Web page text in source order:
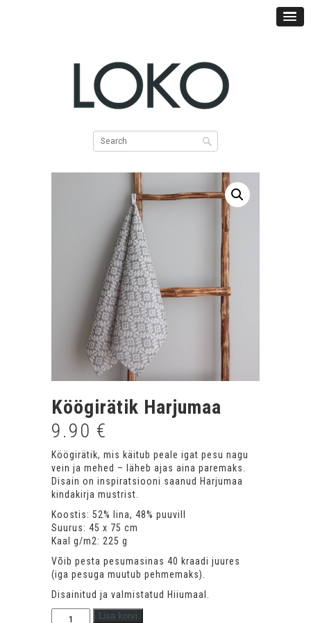
Köögirätik Harjumaa
9.90 €
Köögirätik, mis käitub peale igat pesu nagu
vein ja mehed – läheb ajas aina paremaks.
Disain on inspiratsiooni saanud Harjumaa
kindakirja mustrist.
Koostis: 52% lina, 48% puuvill
Suurus: 45 x 75 cm
Kaal g/m2: 225 g
Võib pesta pesumasinas 40 kraadi juures
(iga pesuga muutub pehmemaks).
Disainitud ja valmistatud Hiiumaal.
Köögirätik
Lisa korvi